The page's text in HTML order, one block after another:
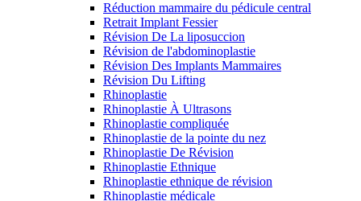
Réduction mammaire du pédicule central
Retrait Implant Fessier
Révision De La liposuccion
Révision de l'abdominoplastie
Révision Des Implants Mammaires
Révision Du Lifting
Rhinoplastie
Rhinoplastie À Ultrasons
Rhinoplastie compliquée
Rhinoplastie de la pointe du nez
Rhinoplastie De Révision
Rhinoplastie Ethnique
Rhinoplastie ethnique de révision
Rhinoplastie médicale